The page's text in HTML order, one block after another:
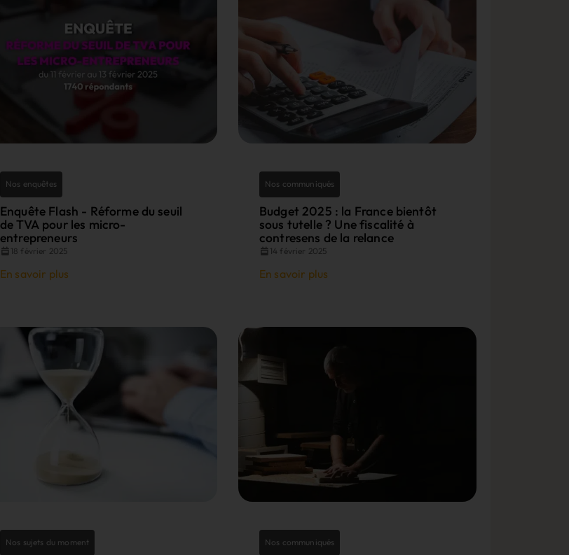
Nos enquêtes
Enquête Flash - Réforme du seuil
de TVA pour les micro-
entrepreneurs
18 février 2025
En savoir plus
Nos communiqués
Budget 2025 : la France bientôt
sous tutelle ? Une fiscalité à
contresens de la relance
14 février 2025
En savoir plus
Nos sujets du moment Nos communiqués